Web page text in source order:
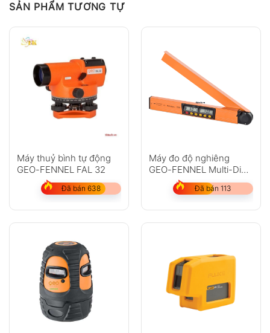
Hỏi đáp
Không có bình luận nào
SẢN PHẨM TƯƠNG TỰ
Máy thuỷ bình tự động
GEO-FENNEL FAL 32
Đã bán 638
Máy đo độ nghiêng
GEO-FENNEL Multi-Digit
Đã bán 113